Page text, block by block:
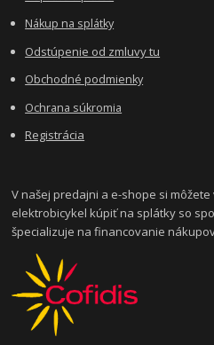
Nákup na splátky
Odstúpenie od zmluvy tu
Obchodné podmienky
Ochrana súkromia
Registrácia
V našej predajni a e-shope si
elektrobicykel kúpiť na splátky so
špecializuje na financovanie